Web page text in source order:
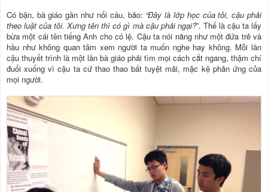
Có bận, bà giáo gần như nổi cáu, bảo: “Đây là lớp học của tôi, cậu phải
theo luật của tôi. Xưng tên thì có gì mà cậu phải ngại?”. Thế là cậu ta lấy
bừa một cái tên tiếng Anh cho có lệ. Cậu ta nói năng như một đứa trẻ và
hầu như không quan tâm xem người ta muốn nghe hay không. Mỗi lần
cậu thuyết trình là một lần bà giáo phải tìm mọi cách cắt ngang, thậm chí
đuổi xuống vì cậu ta cứ thao thao bất tuyệt mãi, mặc kệ phản ứng của
mọi người.